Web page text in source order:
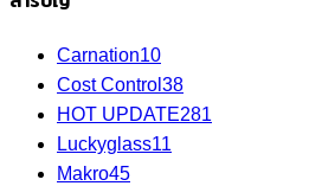
Carnation10
Cost Control 38
HOT UPDATE281
Luckyglass11
Makro45